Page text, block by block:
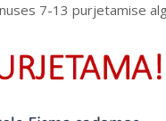
7-13 purjetamise